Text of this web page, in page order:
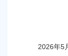
上海市
2026年5